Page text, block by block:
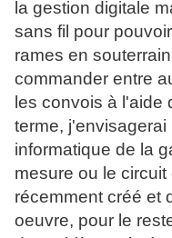
la gestion digitale
sans fil pour
rames en
commander entre
les convois à l'aide
terme,
informatique de la
mesure ou le
récemment créé et
oeuvre, pour le